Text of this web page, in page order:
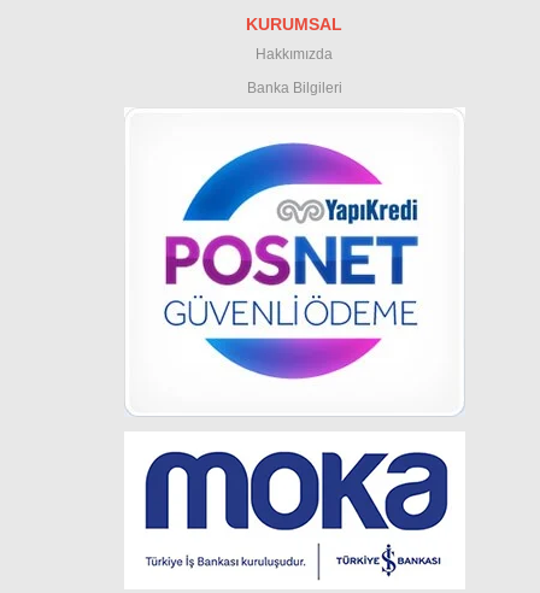
KURUMSAL
Hakkımızda
Banka Bilgileri